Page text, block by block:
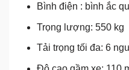
Bình điện : bình ắc
Trọng lượng: 550 kg
Tải trọng tối đa: 6